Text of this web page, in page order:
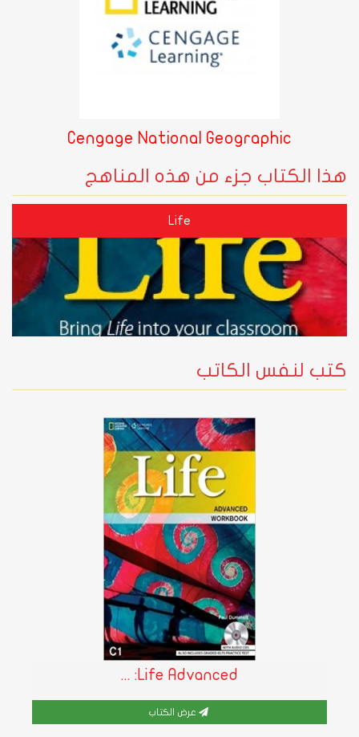
Cengage National Geographic
هذا الكتاب جزء من هذه المناهج
Life
كتب لنفس الكاتب
Life Advanced: ...
عرض الكتاب